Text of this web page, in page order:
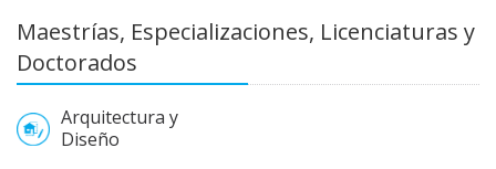
Maestrías, Especializaciones, Licenciaturas y
Doctorados
Arquitectura y
Diseño